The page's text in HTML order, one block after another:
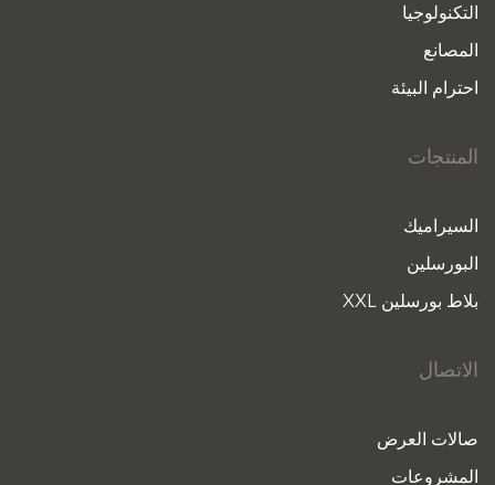
التكنولوجيا
المصانع
احترام البيئة
المنتجات
السيراميك
البورسلين
بلاط بورسلين XXL
الاتصال
صالات العرض
المشروعات